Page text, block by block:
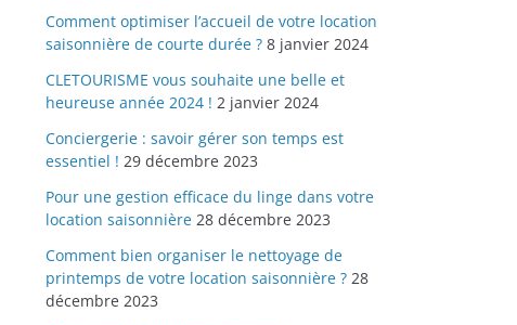
Comment optimiser l’accueil de votre location
saisonnière de courte durée ? 8 janvier 2024
CLETOURISME vous souhaite une belle et
heureuse année 2024 ! 2 janvier 2024
Conciergerie : savoir gérer son temps est
essentiel ! 29 décembre 2023
Pour une gestion efficace du linge dans votre
location saisonnière 28 décembre 2023
Comment bien organiser le nettoyage de
printemps de votre location saisonnière ? 28
décembre 2023